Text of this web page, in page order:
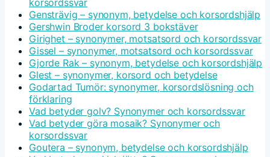
Gensträvig – synonym, betydelse och korsordshjälp
Gershwin Broder korsord 3 bokstäver
Girighet – synonymer, motsatsord och korsordssvar
Gissel – synonymer, motsatsord och korsordssvar
Gjorde Rak – synonym, betydelse och korsordshjälp
Glest – synonymer, korsord och betydelse
Godartad Tumör: synonymer, korsordslösning och
förklaring
Vad betyder golv? Synonymer och korsordssvar
Vad betyder göra mosaik? Synonymer och
korsordssvar
Goutera – synonym, betydelse och korsordshjälp